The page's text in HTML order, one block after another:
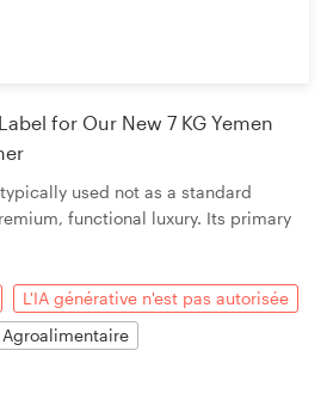
for Our New 7 KG Yemen
used not as a standard
functional luxury. Its primary
L'IA générative n'est pas autorisée
Agroalimentaire